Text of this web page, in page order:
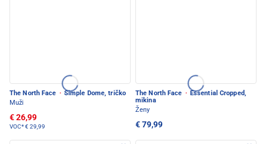
The North Face · Simple Dome, tričko
Muži
€ 26,99
VOC*€ 29,99
The North Face · Essential Cropped,
mikina
Ženy
€ 79,99